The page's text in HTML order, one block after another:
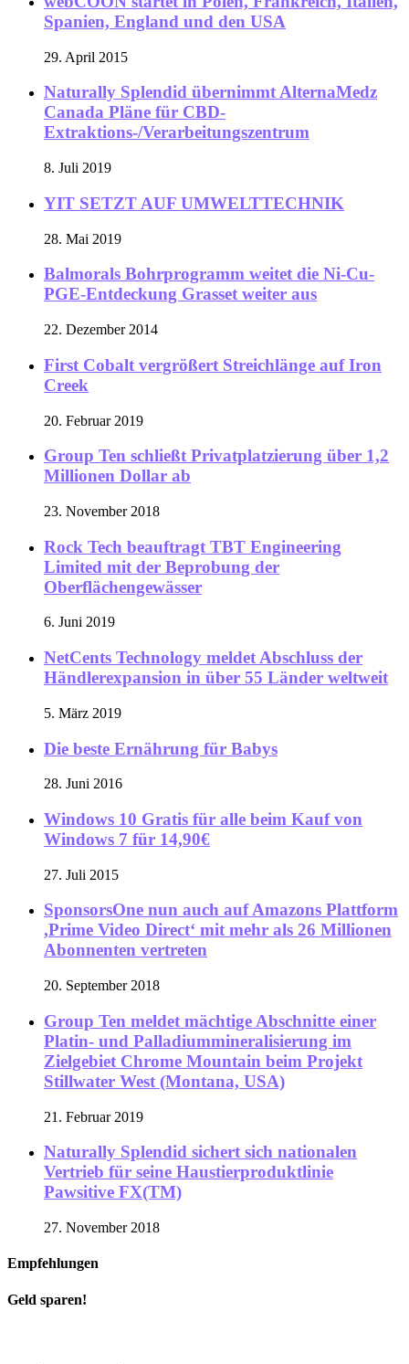
Spanien, England und den USA
29. April 2015
Naturally Splendid übernimmt AlternaMedz
Canada Pläne für CBD-
Extraktions-/Verarbeitungszentrum
8. Juli 2019
YIT SETZT AUF UMWELTTECHNIK
28. Mai 2019
Balmorals Bohrprogramm weitet die Ni-Cu-
PGE-Entdeckung Grasset weiter aus
22. Dezember 2014
First Cobalt vergrößert Streichlänge auf Iron
Creek
20. Februar 2019
Group Ten schließt Privatplatzierung über 1,2
Millionen Dollar ab
23. November 2018
Rock Tech beauftragt TBT Engineering
Limited mit der Beprobung der
Oberflächengewässer
6. Juni 2019
NetCents Technology meldet Abschluss der
Händlerexpansion in über 55 Länder weltweit
5. März 2019
Die beste Ernährung für Babys
28. Juni 2016
Windows 10 Gratis für alle beim Kauf von
Windows 7 für 14,90€
27. Juli 2015
SponsorsOne nun auch auf Amazons Plattform
,Prime Video Direct‘ mit mehr als 26 Millionen
Abonnenten vertreten
20. September 2018
Group Ten meldet mächtige Abschnitte einer
Platin- und Palladiummineralisierung im
Zielgebiet Chrome Mountain beim Projekt
Stillwater West (Montana, USA)
21. Februar 2019
Naturally Splendid sichert sich nationalen
Vertrieb für seine Haustierproduktlinie
Pawsitive FX(TM)
27. November 2018
Empfehlungen
Geld sparen!